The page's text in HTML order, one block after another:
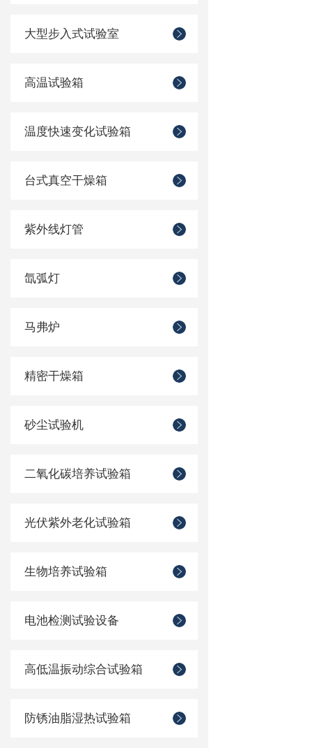
大型步入式试验室
高温试验箱
温度快速变化试验箱
台式真空干燥箱
紫外线灯管
氙弧灯
马弗炉
精密干燥箱
砂尘试验机
二氧化碳培养试验箱
光伏紫外老化试验箱
生物培养试验箱
电池检测试验设备
高低温振动综合试验箱
防锈油脂湿热试验箱